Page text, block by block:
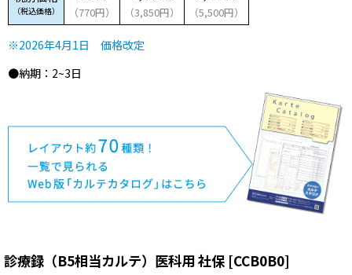
（税込価格） （770円） （3,850円） （5,500円）
※2026年4月1日 価格改定
●納期：2~3日
診療録（B5相当カルテ）医科用 社保 [CCB0B0]